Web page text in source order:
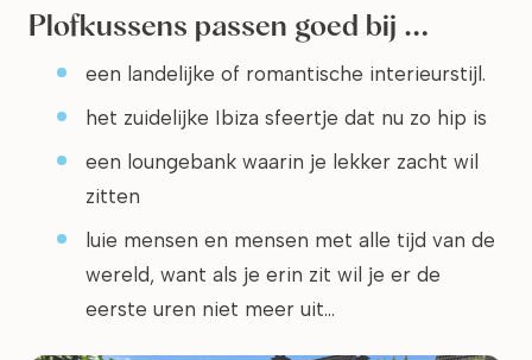
Plofkussens passen goed bij …
een landelijke of romantische interieurstijl.
het zuidelijke Ibiza sfeertje dat nu zo hip is
een loungebank waarin je lekker zacht wil
zitten
luie mensen en mensen met alle tijd van de
wereld, want als je erin zit wil je er de
eerste uren niet meer uit…